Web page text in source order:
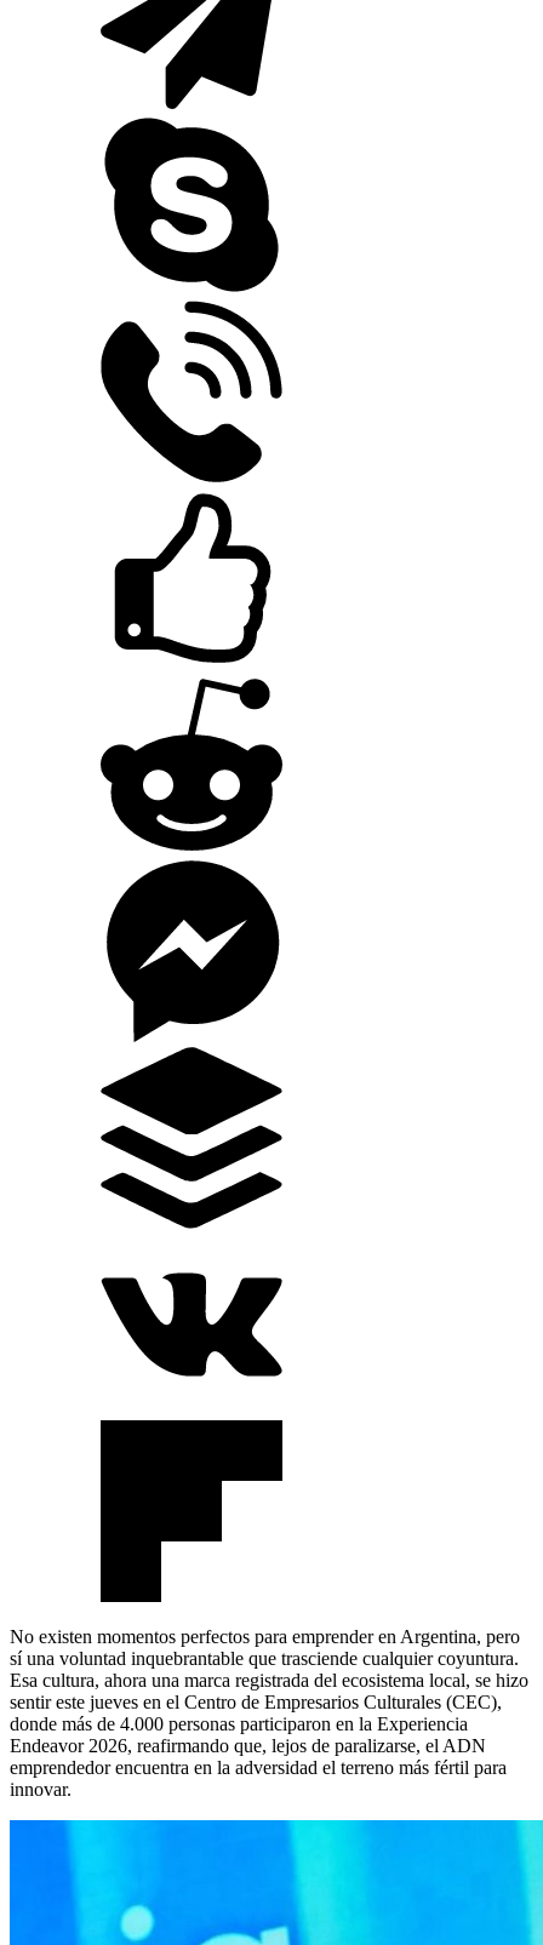
No existen momentos perfectos para emprender en Argentina, pero
sí una voluntad inquebrantable que trasciende cualquier coyuntura.
Esa cultura, ahora una marca registrada del ecosistema local, se hizo
sentir este jueves en el Centro de Empresarios Culturales (CEC),
donde más de 4.000 personas participaron en la Experiencia
Endeavor 2026, reafirmando que, lejos de paralizarse, el ADN
emprendedor encuentra en la adversidad el terreno más fértil para
innovar.